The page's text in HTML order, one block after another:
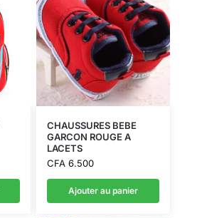
CHAUSSURES BEBE
GARCON ROUGE A
LACETS
CFA6.500
Ajouter au panier